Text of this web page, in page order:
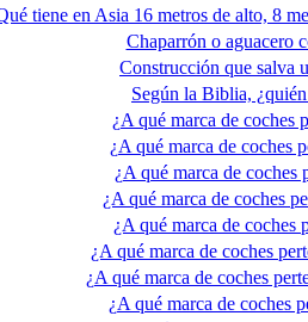
tiene en Asia 16 metros de alto, 8
Chaparrón o aguacero
Construcción que salva
Según la Biblia,
¿A qué marca de coches
¿A qué marca de coches
¿A qué marca de coches
¿A qué marca de coches
¿A qué marca de coches
¿A qué marca de coches
¿A qué marca de coches
¿A qué marca de coches